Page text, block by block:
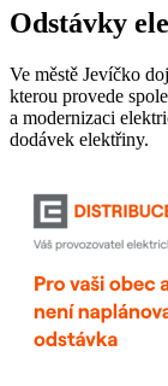
Odstávky
Ve městě Jevíčko
kterou provede
a modernizaci
dodávek elektřiny.